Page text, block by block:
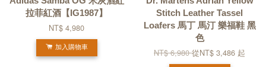
拉菲紅酒【IG1987】
NT$ 4,980
加入購物車
Stitch Leather Tassel
Loafers 馬丁 馬汀 樂福鞋 黑
色
NT$ 6,980從NT$ 3,486 起